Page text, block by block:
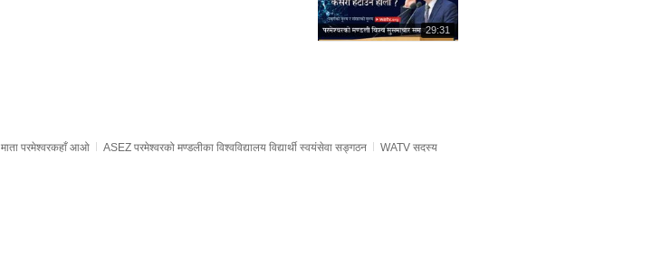
재
생
29:31
माता परमेश्वरकहाँ आओ ASEZ परमेश्वरको मण्डलीका विश्वविद्यालय विद्यार्थी स्वयंसेवा सङ्गठन WATV सदस्य